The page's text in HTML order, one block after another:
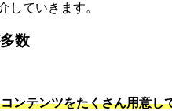
していきます。
数
ンテンツをたくさん用意し